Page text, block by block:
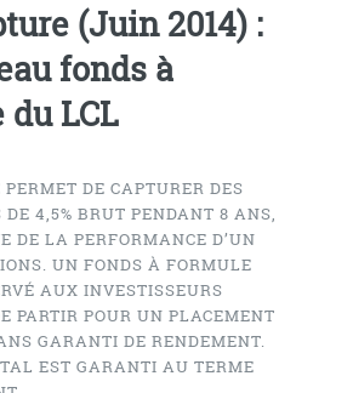
(Juin 2014) :
fonds à
LCL
DE CAPTURER DES
DE 4,5% BRUT PENDANT 8 ANS,
DE LA PERFORMANCE D’UN
UN FONDS À FORMULE
AUX INVESTISSEURS
PARTIR POUR UN PLACEMENT
GARANTI DE RENDEMENT.
EST GARANTI AU TERME